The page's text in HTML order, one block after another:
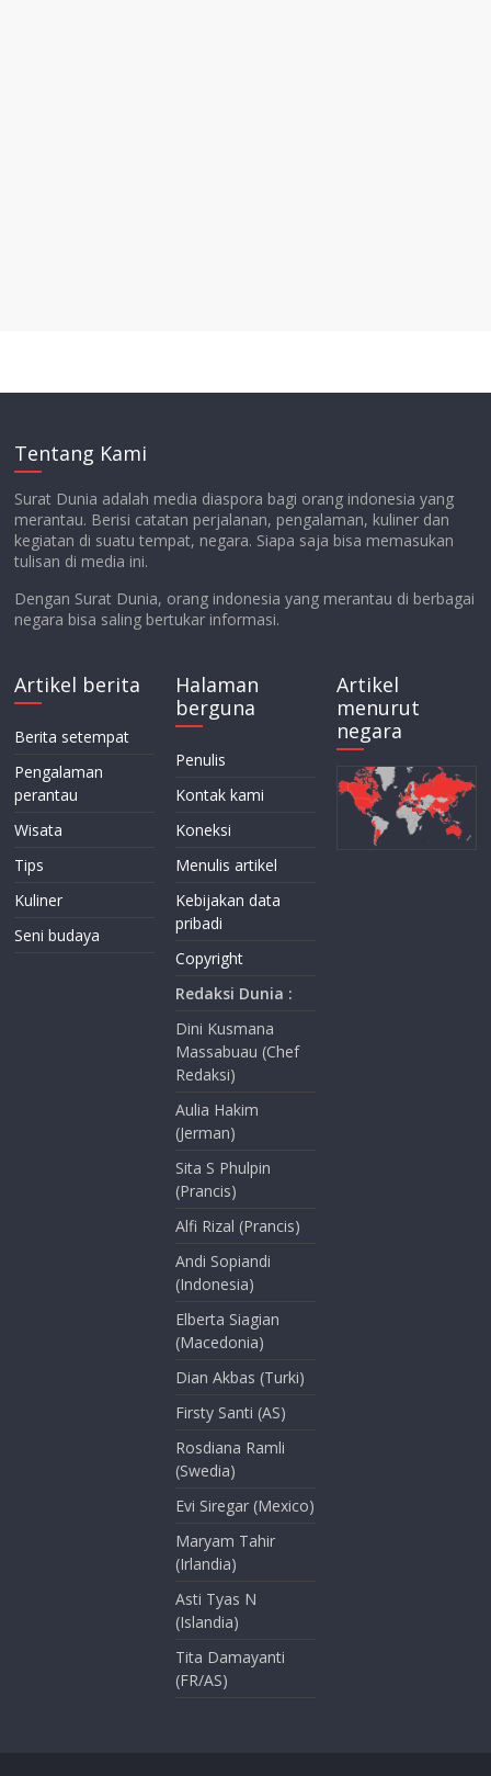
Tentang Kami
Surat Dunia adalah media diaspora bagi orang indonesia yang
merantau. Berisi catatan perjalanan, pengalaman, kuliner dan
kegiatan di suatu tempat, negara. Siapa saja bisa memasukan
tulisan di media ini.
Dengan Surat Dunia, orang indonesia yang merantau di berbagai
negara bisa saling bertukar informasi.
Artikel berita
Berita setempat
Pengalaman
perantau
Wisata
Tips
Kuliner
Seni budaya
Halaman
berguna
Penulis
Kontak kami
Koneksi
Menulis artikel
Kebijakan data
pribadi
Copyright
Redaksi Dunia :
Dini Kusmana
Massabuau (Chef
Redaksi)
Aulia Hakim
(Jerman)
Sita S Phulpin
(Prancis)
Alfi Rizal (Prancis)
Andi Sopiandi
(Indonesia)
Elberta Siagian
(Macedonia)
Dian Akbas (Turki)
Firsty Santi (AS)
Rosdiana Ramli
(Swedia)
Evi Siregar (Mexico)
Maryam Tahir
(Irlandia)
Asti Tyas N
(Islandia)
Tita Damayanti
(FR/AS)
Artikel
menurut
negara